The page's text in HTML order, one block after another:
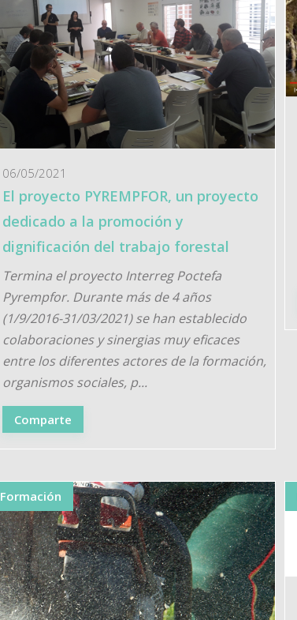
06/05/2021
El proyecto PYREMPFOR, un proyecto
dedicado a la promoción y
dignificación del trabajo forestal
Termina el proyecto Interreg Poctefa
Pyrempfor. Durante más de 4 años
(1/9/2016-31/03/2021) se han establecido
colaboraciones y sinergias muy eficaces
entre los diferentes actores de la formación,
organismos sociales, p...
Comparte
Formación